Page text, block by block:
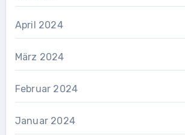
April 2024
März 2024
Februar 2024
Januar 2024